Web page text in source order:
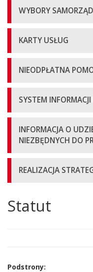
WYBORY
KARTY USŁUG
NIEODPŁATNA
SYSTEM
INFORMACJA O
NIEZBĘDNYCH DO
REALIZACJA
Główna
treść
Statut
Podstrony: